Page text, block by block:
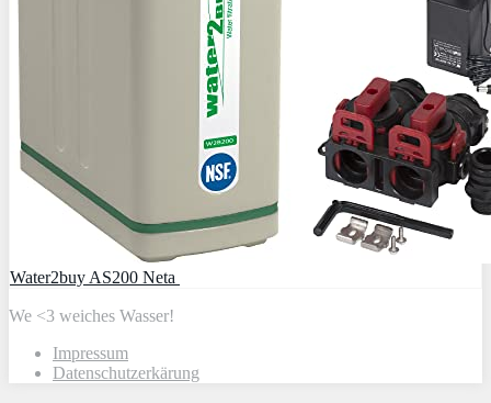
Water2buy AS200 Neta
We <3 weiches Wasser!
Impressum
Datenschutzerkärung